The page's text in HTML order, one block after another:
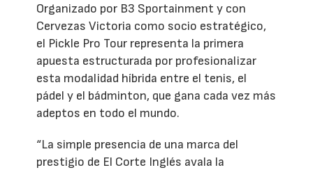
Organizado por B3 Sportainment y con
Cervezas Victoria como socio estratégico,
el Pickle Pro Tour representa la primera
apuesta estructurada por profesionalizar
esta modalidad híbrida entre el tenis, el
pádel y el bádminton, que gana cada vez más
adeptos en todo el mundo.
“La simple presencia de una marca del
prestigio de El Corte Inglés avala la